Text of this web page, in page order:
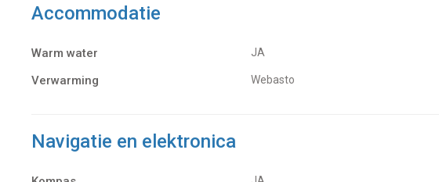
Accommodatie
Warm water JA
Verwarming Webasto
Navigatie en elektronica